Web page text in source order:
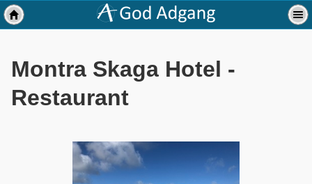
Montra Skaga Hotel -
Restaurant